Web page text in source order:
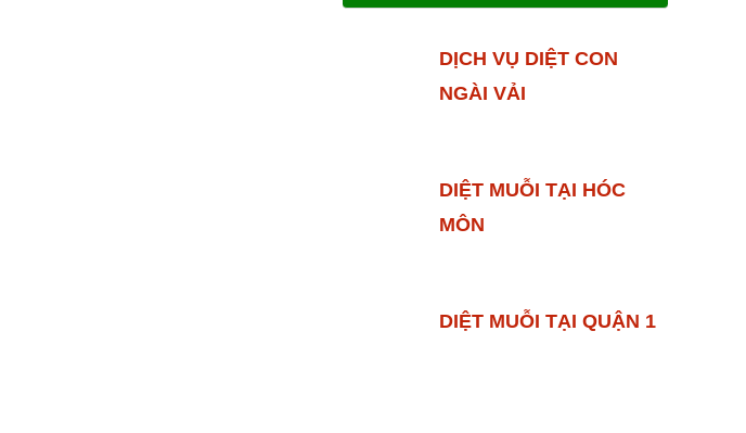
DỊCH VỤ DIỆT CON
NGÀI VẢI
DIỆT MUỖI TẠI HÓC
MÔN
DIỆT MUỖI TẠI QUẬN 1